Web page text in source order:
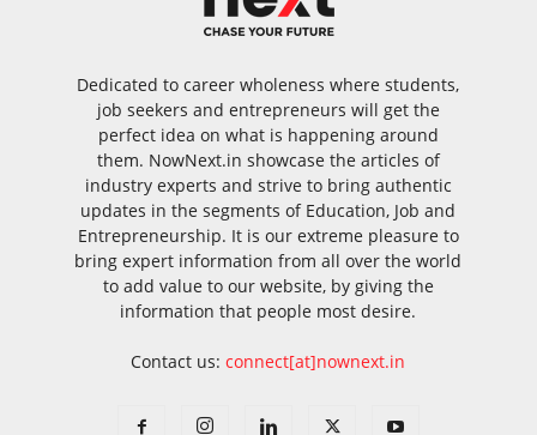
Dedicated to career wholeness where students,
job seekers and entrepreneurs will get the
perfect idea on what is happening around
them. NowNext.in showcase the articles of
industry experts and strive to bring authentic
updates in the segments of Education, Job and
Entrepreneurship. It is our extreme pleasure to
bring expert information from all over the world
to add value to our website, by giving the
information that people most desire.
Contact us:connect[at]nownext.in